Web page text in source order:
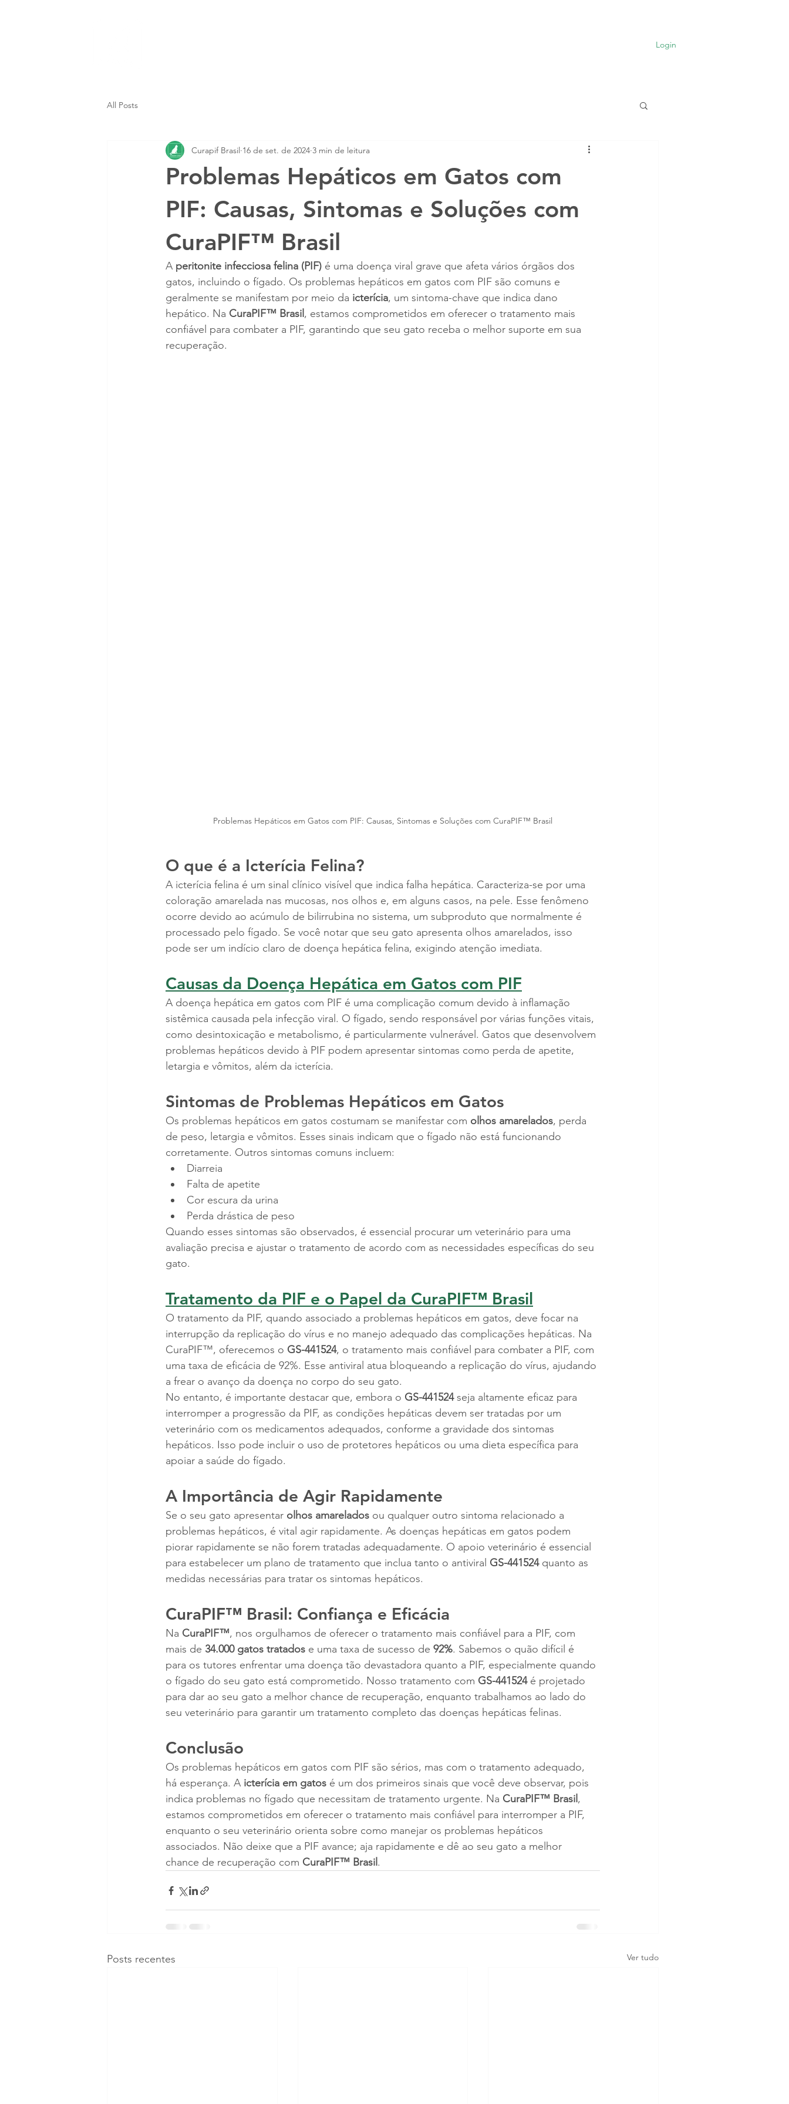
Login
All Posts
Problemas Hepáticos em Gatos com
PIF: Causas, Sintomas e Soluções com
CuraPIF™ Brasil
Curapif Brasil 16 de set. de 2024 3 min de leitura
A peritonite infecciosa felina (PIF) é uma doença viral grave que afeta vários órgãos dos
gatos, incluindo o fígado. Os problemas hepáticos em gatos com PIF são comuns e
geralmente se manifestam por meio da icterícia, um sintoma-chave que indica dano
hepático. Na CuraPIF™ Brasil , estamos comprometidos em oferecer o tratamento mais
confiável para combater a PIF, garantindo que seu gato receba o melhor suporte em sua
recuperação.
Problemas Hepáticos em Gatos com PIF: Causas, Sintomas e Soluções com CuraPIF™ Brasil
O que é a Icterícia Felina?
A icterícia felina é um sinal clínico visível que indica falha hepática. Caracteriza-se por uma
coloração amarelada nas mucosas, nos olhos e, em alguns casos, na pele. Esse fenômeno
ocorre devido ao acúmulo de bilirrubina no sistema, um subproduto que normalmente é
processado pelo fígado. Se você notar que seu gato apresenta olhos amarelados, isso
pode ser um indício claro de doença hepática felina, exigindo atenção imediata.
Causas da Doença Hepática em Gatos com PIF
A doença hepática em gatos com PIF é uma complicação comum devido à inflamação
sistêmica causada pela infecção viral. O fígado, sendo responsável por várias funções vitais,
como desintoxicação e metabolismo, é particularmente vulnerável. Gatos que desenvolvem
problemas hepáticos devido à PIF podem apresentar sintomas como perda de apetite,
letargia e vômitos, além da icterícia.
Sintomas de Problemas Hepáticos em Gatos
Os problemas hepáticos em gatos costumam se manifestar com olhos amarelados, perda
de peso, letargia e vômitos. Esses sinais indicam que o fígado não está funcionando
corretamente. Outros sintomas comuns incluem:
Diarreia
Falta de apetite
Cor escura da urina
Perda drástica de peso
Quando esses sintomas são observados, é essencial procurar um veterinário para uma
avaliação precisa e ajustar o tratamento de acordo com as necessidades específicas do seu
gato.
Tratamento da PIF e o Papel da CuraPIF™ Brasil
O tratamento da PIF, quando associado a problemas hepáticos em gatos, deve focar na
interrupção da replicação do vírus e no manejo adequado das complicações hepáticas. Na
CuraPIF™, oferecemos o GS-441524, o tratamento mais confiável para combater a PIF, com
uma taxa de eficácia de 92%. Esse antiviral atua bloqueando a replicação do vírus, ajudando
a frear o avanço da doença no corpo do seu gato.
No entanto, é importante destacar que, embora o GS-441524 seja altamente eficaz para
interromper a progressão da PIF, as condições hepáticas devem ser tratadas por um
veterinário com os medicamentos adequados, conforme a gravidade dos sintomas
hepáticos. Isso pode incluir o uso de protetores hepáticos ou uma dieta específica para
apoiar a saúde do fígado.
A Importância de Agir Rapidamente
Se o seu gato apresentar olhos amarelados ou qualquer outro sintoma relacionado a
problemas hepáticos, é vital agir rapidamente. As doenças hepáticas em gatos podem
piorar rapidamente se não forem tratadas adequadamente. O apoio veterinário é essencial
para estabelecer um plano de tratamento que inclua tanto o antiviral GS-441524 quanto as
medidas necessárias para tratar os sintomas hepáticos.
CuraPIF™ Brasil: Confiança e Eficácia
Na CuraPIF™, nos orgulhamos de oferecer o tratamento mais confiável para a PIF, com
mais de 34.000 gatos tratados e uma taxa de sucesso de 92%. Sabemos o quão difícil é
para os tutores enfrentar uma doença tão devastadora quanto a PIF, especialmente quando
o fígado do seu gato está comprometido. Nosso tratamento com GS-441524 é projetado
para dar ao seu gato a melhor chance de recuperação, enquanto trabalhamos ao lado do
seu veterinário para garantir um tratamento completo das doenças hepáticas felinas.
Conclusão
Os problemas hepáticos em gatos com PIF são sérios, mas com o tratamento adequado,
há esperança. A icterícia em gatos é um dos primeiros sinais que você deve observar, pois
indica problemas no fígado que necessitam de tratamento urgente. Na CuraPIF™ Brasil ,
estamos comprometidos em oferecer o tratamento mais confiável para interromper a PIF,
enquanto o seu veterinário orienta sobre como manejar os problemas hepáticos
associados. Não deixe que a PIF avance; aja rapidamente e dê ao seu gato a melhor
chance de recuperação com CuraPIF™ Brasil .
Posts recentes Ver tudo